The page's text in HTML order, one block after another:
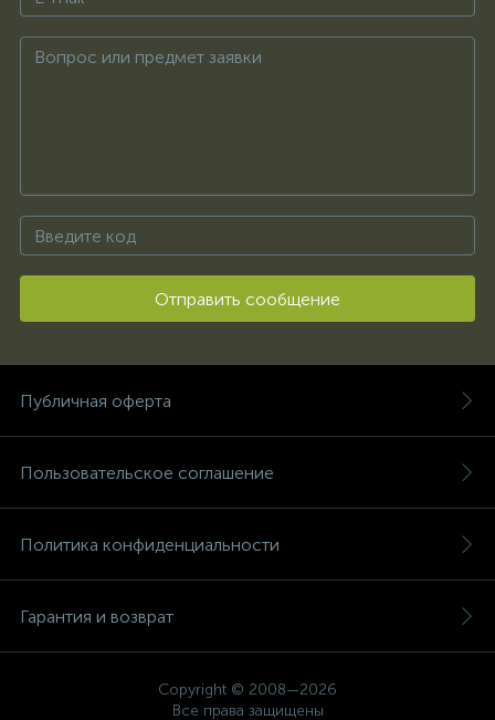
Отправить сообщение
Публичная оферта
Пользовательское соглашение
Политика конфиденциальности
Гарантия и возврат
Copyright © 2008—2026
Все права защищены